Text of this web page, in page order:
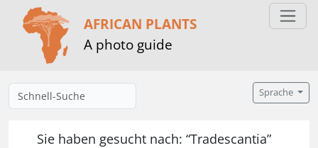
AFRICAN PLANTS
A photo guide
Sprache
Sie haben gesucht nach: “Tradescantia”